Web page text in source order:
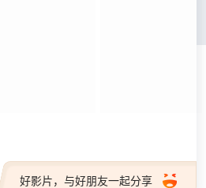
好影片，与好朋友一起分享